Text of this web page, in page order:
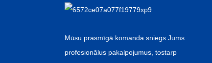
Ķīnas vairumtirdzniecības
rūpnīcas tirdzniecības
Mūsu prasmīgā komanda sniegs Jums
profesionālus pakalpojumus, tostarp